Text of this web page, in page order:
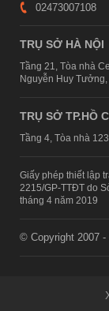
02473007108
TRỤ SỞ HÀ NỘI
Tầng 21, Tòa nhà
Nguyễn Huy
TRỤ SỞ TP.HỒ
Tầng 4, Tòa nhà
Giấy phép thiết lập
2215/GP-TTĐT do
tháng 4 năm 2019
© Copyright 2007 -